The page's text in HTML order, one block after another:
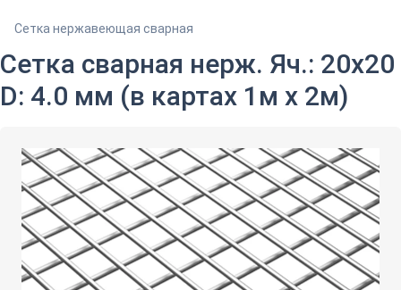
Сетка нержавеющая сварная
Сетка сварная нерж. Яч.: 20х20
D: 4.0 мм (в картах 1м х 2м)